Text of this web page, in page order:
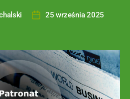
25 września 2025